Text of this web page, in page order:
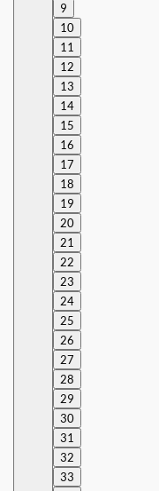
9
10
11
12
13
14
15
16
17
18
19
20
21
22
23
24
25
26
27
28
29
30
31
32
33